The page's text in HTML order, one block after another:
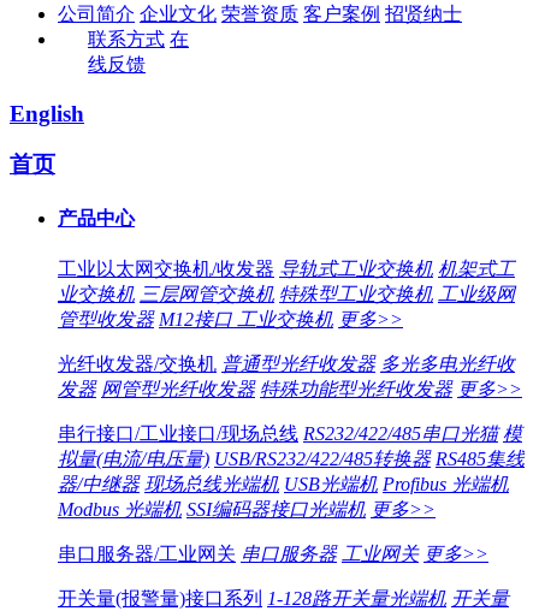
公司简介 企业文化 荣誉资质 客户案例 招贤纳士
联系方式 在
线反馈
English
首页
产品中心
工业以太网交换机/收发器 导轨式工业交换机 机架式工
业交换机 三层网管交换机 特殊型工业交换机 工业级网
管型收发器 M12接口 工业交换机 更多>>
光纤收发器/交换机 普通型光纤收发器 多光多电光纤收
发器 网管型光纤收发器 特殊功能型光纤收发器 更多>>
串行接口/工业接口/现场总线 RS232/422/485串口光猫 模
拟量(电流/电压量) USB/RS232/422/485转换器 RS485集线
器/中继器 现场总线光端机 USB光端机 Profibus 光端机
Modbus 光端机 SSI编码器接口光端机 更多>>
串口服务器/工业网关 串口服务器 工业网关 更多>>
开关量(报警量)接口系列 1-128路开关量光端机 开关量